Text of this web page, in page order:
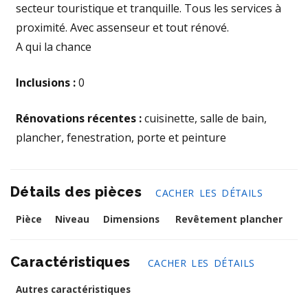
secteur touristique et tranquille. Tous les services à
proximité. Avec assenseur et tout rénové.
A qui la chance
Inclusions :0
Rénovations récentes :cuisinette, salle de bain,
plancher, fenestration, porte et peinture
Détails des pièces
CACHER LES DÉTAILS
Pièce
Niveau Dimensions Revêtement plancher
Caractéristiques
CACHER LES DÉTAILS
Autres caractéristiques